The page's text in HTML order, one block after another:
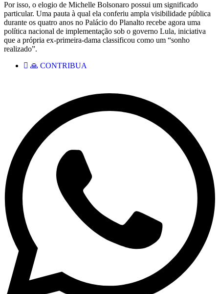
Por isso, o elogio de Michelle Bolsonaro possui um significado
particular. Uma pauta à qual ela conferiu ampla visibilidade pública
durante os quatro anos no Palácio do Planalto recebe agora uma
política nacional de implementação sob o governo Lula, iniciativa
que a própria ex-primeira-dama classificou como um “sonho
realizado”.
🙏 CONTRIBUA